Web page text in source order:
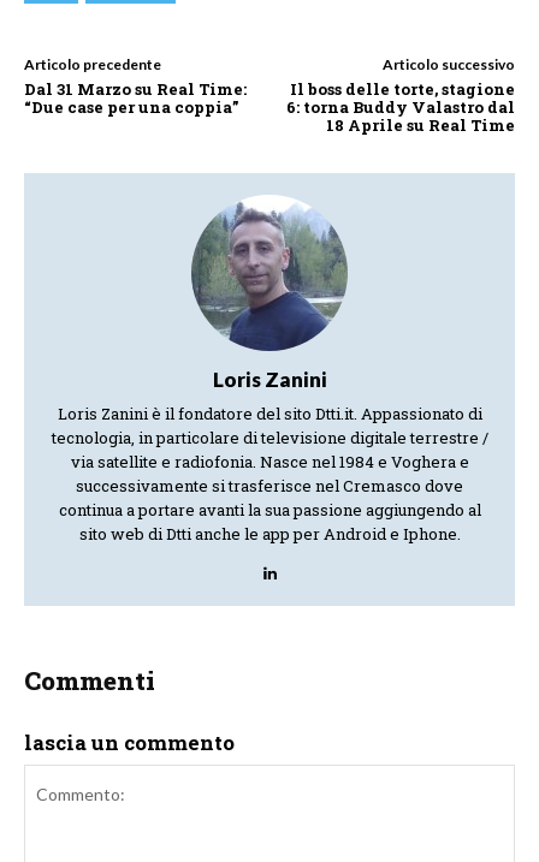
Articolo precedente
Dal 31 Marzo su Real Time:
“Due case per una coppia”
Articolo successivo
Il boss delle torte, stagione
6: torna Buddy Valastro dal
18 Aprile su Real Time
Loris Zanini
Loris Zanini è il fondatore del sito Dtti.it. Appassionato di
tecnologia, in particolare di televisione digitale terrestre /
via satellite e radiofonia. Nasce nel 1984 e Voghera e
successivamente si trasferisce nel Cremasco dove
continua a portare avanti la sua passione aggiungendo al
sito web di Dtti anche le app per Android e Iphone.
Commenti
lascia un commento